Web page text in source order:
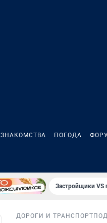
ЗНАКОМСТВА ПОГОДА
Застройщики VS
ДОРОГИ И ТРАНСПОРТ